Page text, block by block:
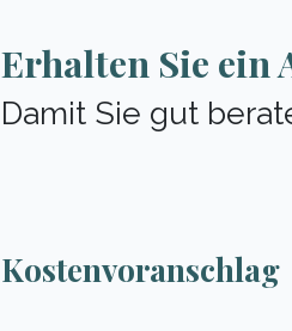
Erhalten Sie ein
Damit Sie gut
Kostenvoranschlag